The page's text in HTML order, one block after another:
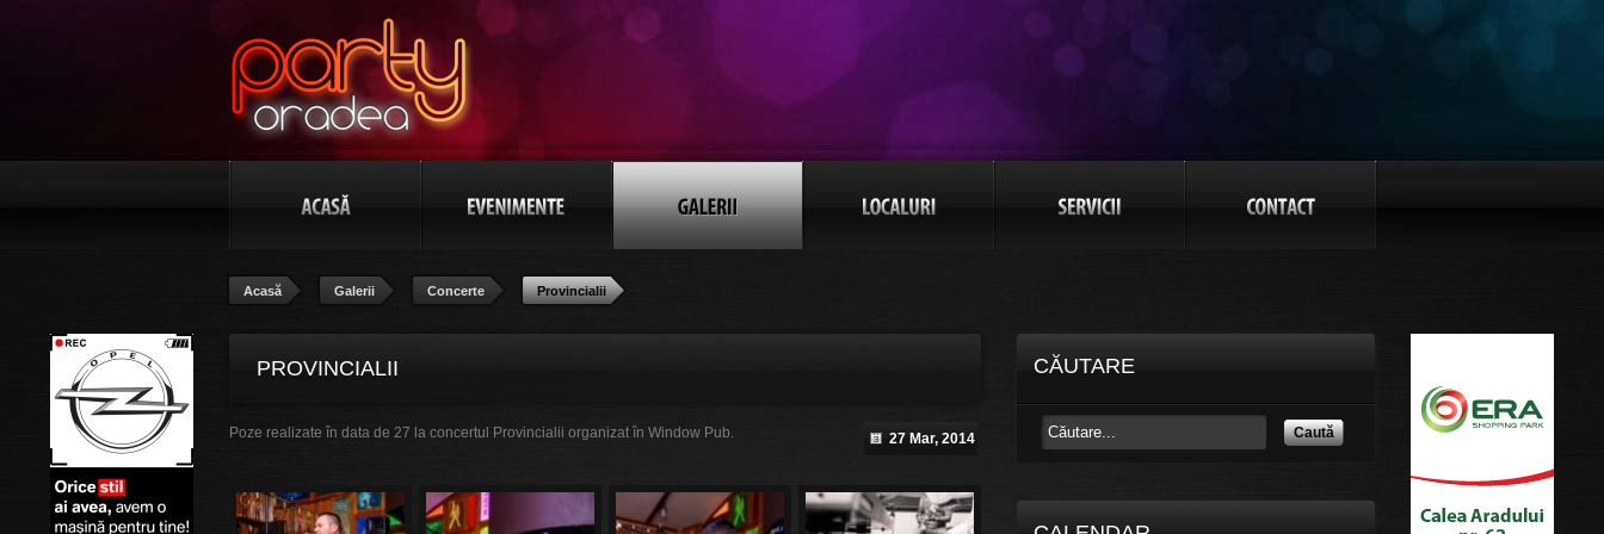
Acasă Galerii Concerte Provincialii
PROVINCIALII
27 Mar, 2014
Poze realizate în data de 27 la concertul Provincialii organizat în Window Pub.
CĂUTARE
Caută